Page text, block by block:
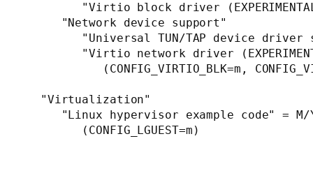
"Virtio block driver
     "Network device support"
"Universal TUN/TAP device driver
"Virtio network driver
(CONFIG_VIRTIO_BLK=m,
  "Virtualization"
"Linux hypervisor example code" = M/
        (CONFIG_LGUEST=m)